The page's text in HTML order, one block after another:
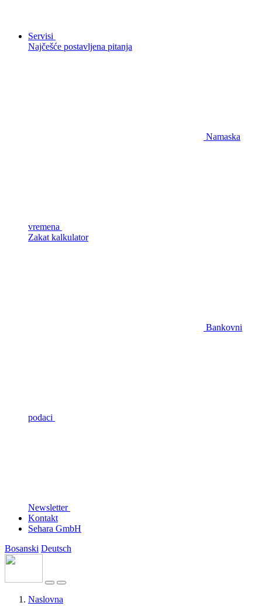
Servisi
Najčešće postavljena pitanja
Namaska
vremena
Zakat kalkulator
Bankovni
podaci
Newsletter
Kontakt
Sehara GmbH
Bosanski Deutsch
Naslovna